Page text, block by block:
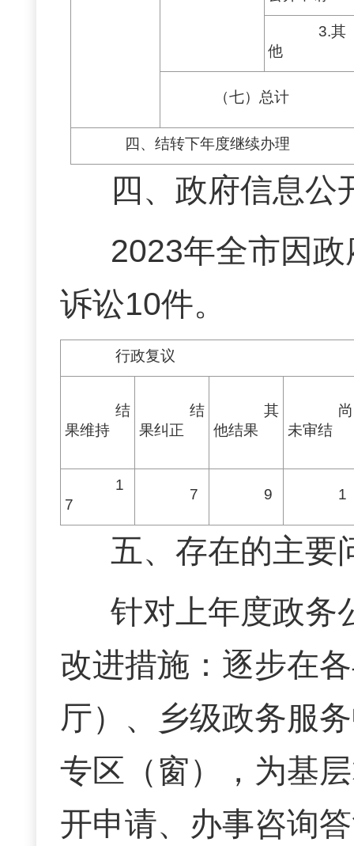
3.其
他
（七）总计
四、结转下年度继续办理
四、政府信息公
2023年全市因
诉讼10件。
行政复议
结
果维持
结
果纠正
其
他结果
尚
未审结
1
7
7 9 1
五、存在的主要
针对上年度政务
改进措施：逐步在
厅）、乡级政务服
专区（窗），为基
开申请、办事咨询